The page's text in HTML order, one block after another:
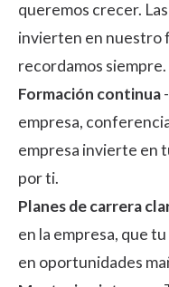
queremos crecer.
invierten en nuestro
recordamos siempre.
Formación continua
empresa,
empresa invierte en
por ti.
Planes de carrera
en la empresa, que
en oportunidades